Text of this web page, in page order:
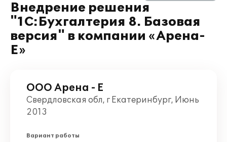
Внедрение решения
"1С:Бухгалтерия 8. Базовая
версия" в компании «Арена-
Е»
ООО Арена - Е
Свердловская обл, г Екатеринбург, Июнь
2013
Вариант работы